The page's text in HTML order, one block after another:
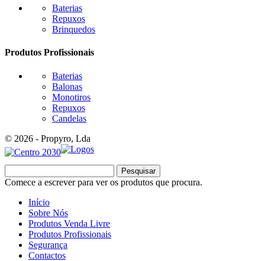
Baterias
Repuxos
Brinquedos
Produtos Profissionais
Baterias
Balonas
Monotiros
Repuxos
Candelas
© 2026 - Propyro, Lda
Pesquisar
Comece a escrever para ver os produtos que procura.
Início
Sobre Nós
Produtos Venda Livre
Produtos Profissionais
Segurança
Contactos